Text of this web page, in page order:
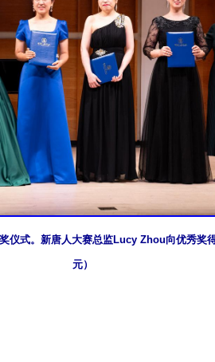
仪式。新唐人大赛总监Lucy Zhou向优秀奖
元）